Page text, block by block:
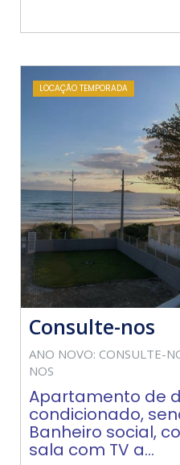
LOCAÇÃO TEMPORADA
Consulte-nos
ANO NOVO: CONSULTE-
NOS
Apartamento de
condicionado,
Banheiro social,
sala com TV a...